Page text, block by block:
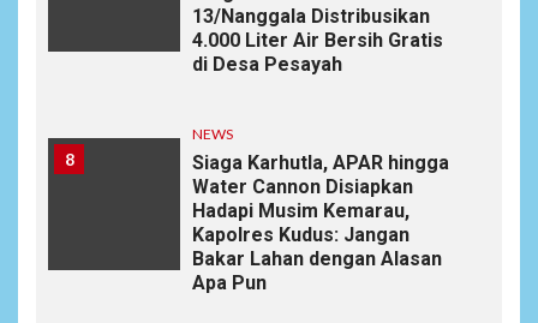
13/Nanggala Distribusikan
4.000 Liter Air Bersih Gratis
di Desa Pesayah
8
NEWS
Siaga Karhutla, APAR hingga
Water Cannon Disiapkan
Hadapi Musim Kemarau,
Kapolres Kudus: Jangan
Bakar Lahan dengan Alasan
Apa Pun